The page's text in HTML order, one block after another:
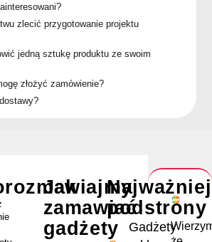
zlecić przygotowanie projektu
jedną sztukę produktu ze swoim
złożyć zamówienie?
podstrony
Gadżety
Jak
zamawiać
gadżety